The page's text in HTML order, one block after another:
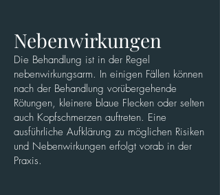
Nebenwirkungen
Die Behandlung ist in der Regel
nebenwirkungsarm. In einigen Fällen können
nach der Behandlung vorübergehende
Rötungen, kleinere blaue Flecken oder selten
auch Kopfschmerzen auftreten. Eine
ausführliche Aufklärung zu möglichen Risiken
und Nebenwirkungen erfolgt vorab in der
Praxis.